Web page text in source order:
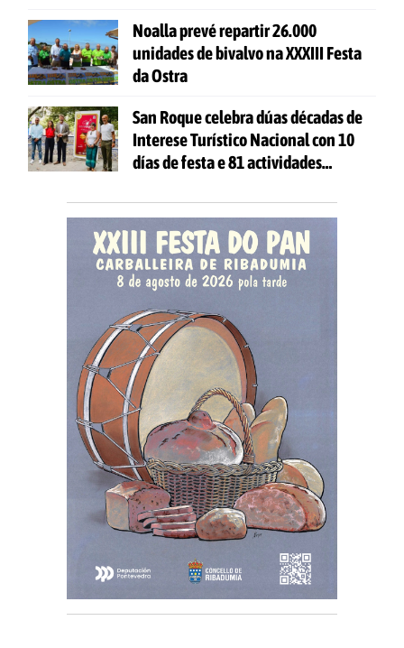
Noalla prevé repartir 26.000
unidades de bivalvo na XXXIII Festa
da Ostra
San Roque celebra dúas décadas de
Interese Turístico Nacional con 10
días de festa e 81 actividades